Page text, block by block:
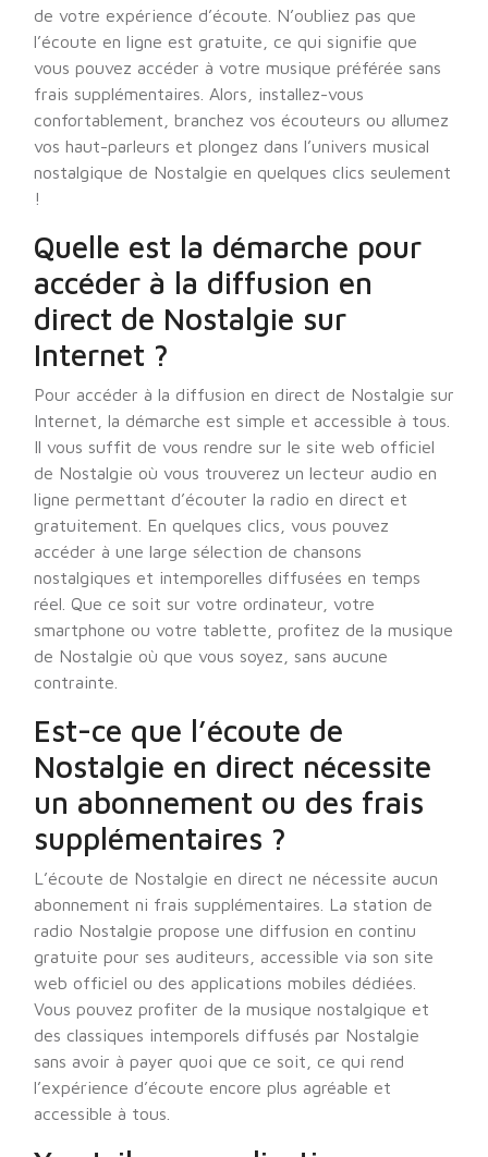
de votre expérience d’écoute. N’oubliez pas que
l’écoute en ligne est gratuite, ce qui signifie que
vous pouvez accéder à votre musique préférée sans
frais supplémentaires. Alors, installez-vous
confortablement, branchez vos écouteurs ou allumez
vos haut-parleurs et plongez dans l’univers musical
nostalgique de Nostalgie en quelques clics seulement
!
Quelle est la démarche pour
accéder à la diffusion en
direct de Nostalgie sur
Internet ?
Pour accéder à la diffusion en direct de Nostalgie sur
Internet, la démarche est simple et accessible à tous.
Il vous suffit de vous rendre sur le site web officiel
de Nostalgie où vous trouverez un lecteur audio en
ligne permettant d’écouter la radio en direct et
gratuitement. En quelques clics, vous pouvez
accéder à une large sélection de chansons
nostalgiques et intemporelles diffusées en temps
réel. Que ce soit sur votre ordinateur, votre
smartphone ou votre tablette, profitez de la musique
de Nostalgie où que vous soyez, sans aucune
contrainte.
Est-ce que l’écoute de
Nostalgie en direct nécessite
un abonnement ou des frais
supplémentaires ?
L’écoute de Nostalgie en direct ne nécessite aucun
abonnement ni frais supplémentaires. La station de
radio Nostalgie propose une diffusion en continu
gratuite pour ses auditeurs, accessible via son site
web officiel ou des applications mobiles dédiées.
Vous pouvez profiter de la musique nostalgique et
des classiques intemporels diffusés par Nostalgie
sans avoir à payer quoi que ce soit, ce qui rend
l’expérience d’écoute encore plus agréable et
accessible à tous.